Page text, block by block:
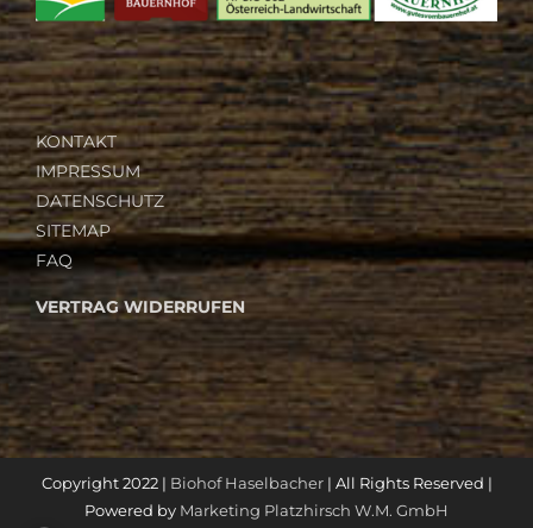
KONTAKT
IMPRESSUM
DATENSCHUTZ
SITEMAP
FAQ
VERTRAG WIDERRUFEN
Copyright 2022 | Biohof Haselbacher| All Rights Reserved |
Powered by Marketing Platzhirsch W.M. GmbH